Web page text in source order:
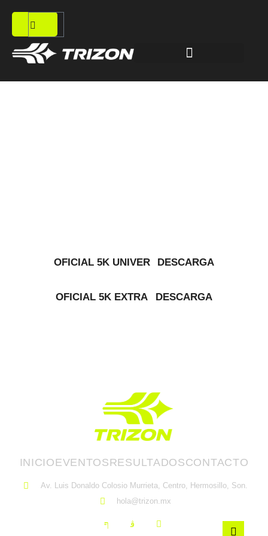
OFICIAL 5K UNIVER DESCARGA
OFICIAL 5K EXTRA DESCARGA
INICIOEVENTOSRESULTADOSCONTACTO
Av. Luis Donaldo Colosio Murrieta, Centro, Hermosillo, Son.
hola@trizon.mx